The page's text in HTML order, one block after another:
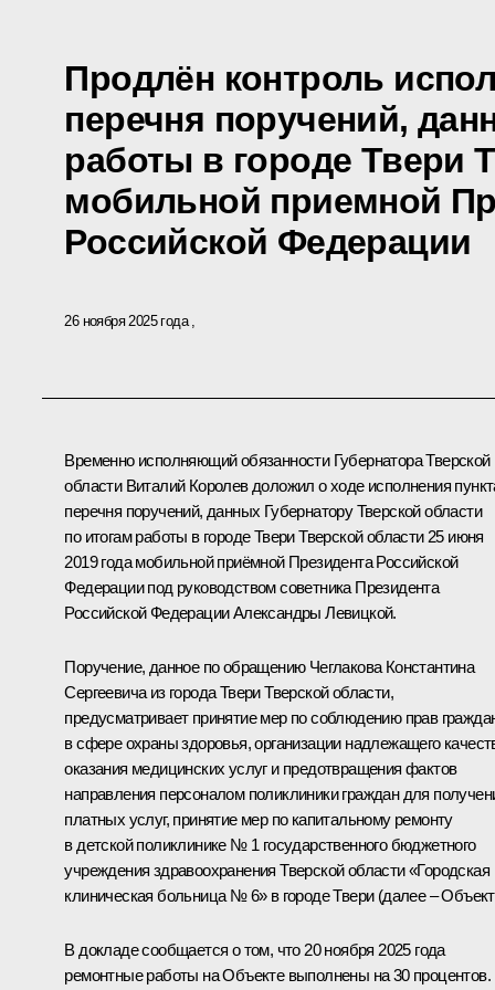
Продлён контроль
перечня поручений,
работы в городе Твери
мобильной приемной
Российской Федерации
26 ноября 2025 года
Временно исполняющий обязанности Губернатора Тверской
области Виталий Королев доложил о ходе исполнения
перечня поручений, данных Губернатору Тверской области
по итогам работы в городе Твери Тверской области 25 июня
2019 года мобильной приёмной Президента Российской
Федерации под руководством советника Президента
Российской Федерации Александры Левицкой.
Поручение, данное по обращению Чеглакова Константина
Сергеевича из города Твери Тверской области,
предусматривает принятие мер по соблюдению прав
в сфере охраны здоровья, организации надлежащего
оказания медицинских услуг и предотвращения фактов
направления персоналом поликлиники граждан для
платных услуг, принятие мер по капитальному ремонту
в детской поликлинике № 1 государственного бюджетного
учреждения здравоохранения Тверской области «Городская
клиническая больница № 6» в городе Твери (далее –
В докладе сообщается о том, что 20 ноября 2025 года
ремонтные работы на Объекте выполнены на 30 процентов.